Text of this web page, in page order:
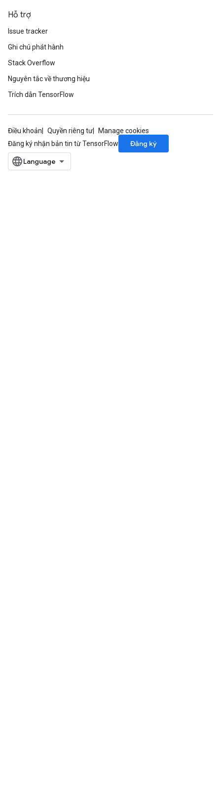
Hỗ trợ
Issue tracker
Ghi chú phát hành
Stack Overflow
Nguyên tắc về thương hiệu
Trích dẫn TensorFlow
Điều khoản Quyền riêng tư
Manage cookies
Đăng ký nhận bản tin từ TensorFlow
Đăng ký